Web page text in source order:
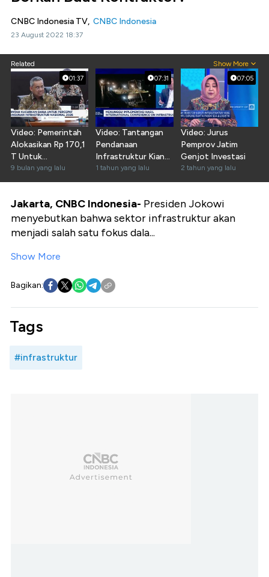
CNBC Indonesia TV, CNBC Indonesia
23 August 2022 18:37
Related Show More
01:37
Video: Pemerintah
Alokasikan Rp 170,1
T Untuk
Infrastruktur 2026
9 bulan yang lalu
07:31
Video: Tantangan
Pendanaan
Infrastruktur Kian
Nyata Bagi RI
1 tahun yang lalu
07:05
Video: Jurus
Pemprov Jatim
Genjot Investasi
2 tahun yang lalu
Jakarta, CNBC Indonesia- Presiden Jokowi
menyebutkan bahwa sektor infrastruktur akan
menjadi salah satu fokus dala...
Show More
Bagikan:
Tags
#infrastruktur